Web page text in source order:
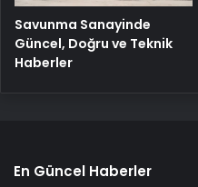
Savunma Sanayinde
Güncel, Doğru ve Teknik
Haberler
En Güncel Haberler